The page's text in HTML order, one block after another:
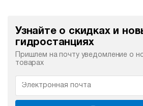
Узнайте о скидках и
гидростанциях
Пришлем на почту уведомление о
товарах